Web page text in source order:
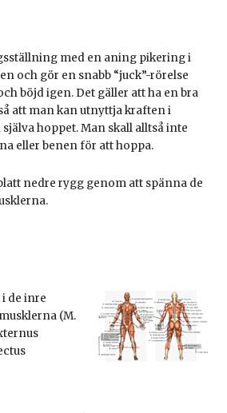
med en aning pikering i
och gör en snabb “juck”-rörelse
böjd igen. Det gäller att ha en bra
att man kan utnyttja kraften i
hoppet. Man skall alltså inte
eller benen för att hoppa.
nedre rygg genom att spänna de
de inre
(M.